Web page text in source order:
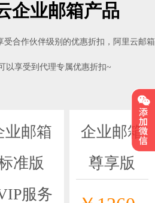
企业邮箱产品
受合作伙伴级别的优惠折扣，阿里云邮箱
以享受到代理专属优惠折扣~
业邮箱
准版
服务
企业邮箱
尊享版